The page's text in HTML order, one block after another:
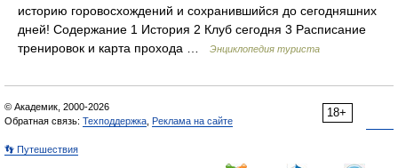
историю горовосхождений и сохранившийся до сегодняшних
дней! Содержание 1 История 2 Клуб сегодня 3 Расписание
тренировок и карта прохода …
Энциклопедия туриста
18+
© Академик, 2000-2026
Обратная связь: Техподдержка Реклама на сайте
👣 Путешествия